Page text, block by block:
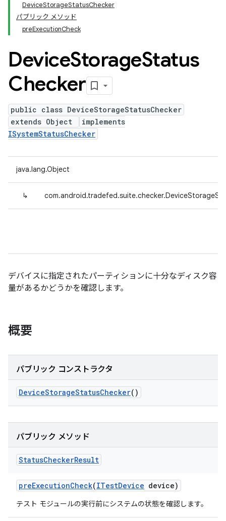
DeviceStorageStatusChecker
パブリック メソッド
preExecutionCheck
DeviceStorageStatus
Checker
public class DeviceStorageStatusChecker
extends Object
implements
ISystemStatusChecker
java.lang.Object
↳
デバイスに指定されたパーティションに十分なディスク容
量があるかどうかを確認します。
概要
パブリック コンストラクタ
DeviceStorageStatusChecker()
パブリック メソッド
StatusCheckerResult
preExecutionCheck(ITestDevice device)
テスト モジュールの実行前にシステムの状態を確認します。